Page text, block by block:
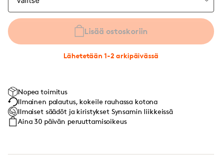
Lisää ostoskoriin
Lähetetään 1-2 arkipäivässä
Nopea toimitus
Ilmainen palautus, kokeile rauhassa kotona
Ilmaiset säädöt ja kiristykset Synsamin liikkeissä
Aina 30 päivän peruuttamisoikeus